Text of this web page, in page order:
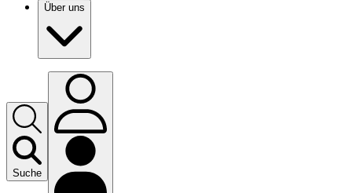
Über uns
Suche